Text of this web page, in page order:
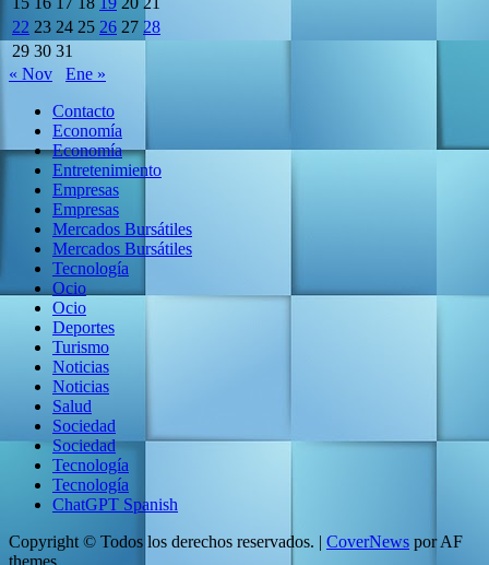
22 23 24 25 26 27 28
29 30 31
« Nov
Ene »
Contacto
Economía
Economía
Entretenimiento
Empresas
Empresas
Mercados Bursátiles
Mercados Bursátiles
Tecnología
Ocio
Ocio
Deportes
Turismo
Noticias
Noticias
Salud
Sociedad
Sociedad
Tecnología
Tecnología
ChatGPT Spanish
Copyright © Todos los derechos reservados. | CoverNews por AF